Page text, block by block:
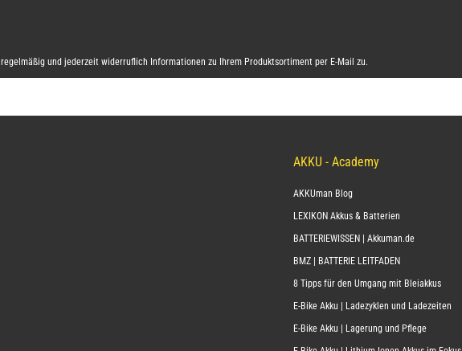
regelmäßig und jederzeit widerruflich Informationen zu Ihrem Produktsortiment per E-Mail zu.
AKKU - Academy
AKKUman Blog
LEXIKON Akkus & Batterien
BATTERIEWISSEN | Akkuman.de
BMZ | BATTERIE LEITFADEN
8 Tipps für den Umgang mit Bleiakkus
E-Bike Akku | Ladezyklen und Ladezeiten
E-Bike Akku | Lagerung und Pflege